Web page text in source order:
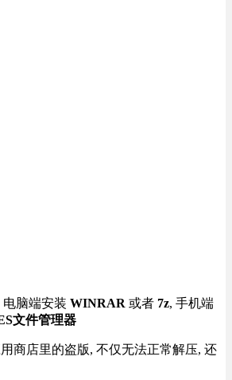
脑端安装 WINRAR 或者 7z, 手机端
文件管理器
商店里的盗版, 不仅无法正常解压, 还